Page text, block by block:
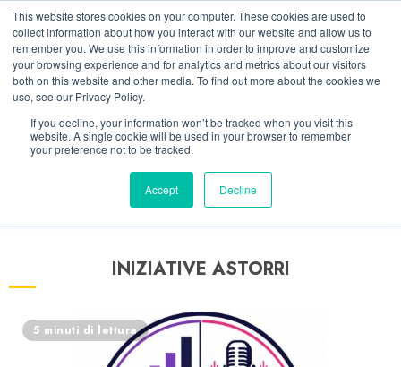
This website stores cookies on your computer. These cookies are used to
collect information about how you interact with our website and allow us to
remember you. We use this information in order to improve and customize
your browsing experience and for analytics and metrics about our visitors
both on this website and other media. To find out more about the cookies we
use, see our Privacy Policy.
If you decline, your information won’t be tracked when you visit this
website. A single cookie will be used in your browser to remember
your preference not to be tracked.
Accept Decline
Vai
contenuto
06/08/202611:24:28
LinkedinFacebook
X TelegramWhatsappMastodon
INIZIATIVE ASTORRI
5 minuti di lettura